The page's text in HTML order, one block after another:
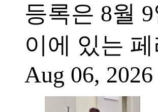
등록은 8월
이에 있는
Aug 06,